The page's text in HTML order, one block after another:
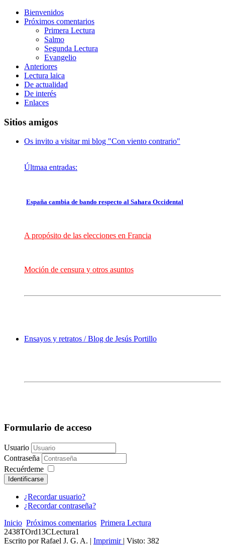
Bienvenidos
Próximos comentarios
Primera Lectura
Salmo
Segunda Lectura
Evangelio
Anteriores
Lectura laica
De actualidad
De interés
Enlaces
Sitios amigos
Os invito a visitar mi blog "Con viento contrario"
Últmaa entradas:
España cambia de bando respecto al Sahara Occidental
A propósito de las elecciones en Francia
Moción de censura y otros asuntos
Ensayos y retratos / Blog de Jesús Portillo
Formulario de acceso
Usuario
Contraseña
Recuérdeme
Identificarse
¿Recordar usuario?
¿Recordar contraseña?
Inicio Próximos comentarios Primera Lectura
2438TOrd13CLectura1
Escrito por Rafael J. G. A. | Imprimir | Visto: 382